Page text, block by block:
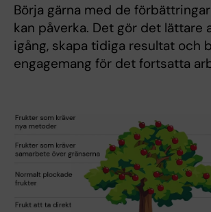
Börja gärna med de
kan påverka. Det gör det lättare
igång, skapa tidiga resultat och
engagemang för det fortsatta